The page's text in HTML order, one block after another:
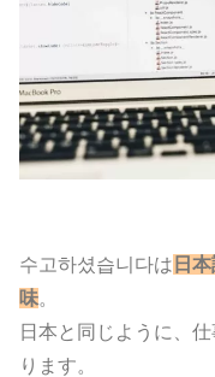
수고하셨습니다は 日
味。
日本と同じように、
ります。